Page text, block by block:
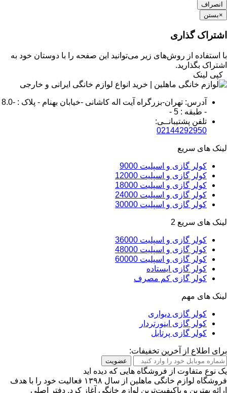
انصراف
×بستن
اشتراک گذاری
با استفاده از روش‌های زیر می‌توانید این صفحه را با دوستان خود به
اشتراک بگذارید.
کپی لینک
آدرس: تهران-بزرگراه آیت اله کاشانی -خیابان بهنام - پلاک : -8.0
- طبقه : 5 -
تلفن پشتیبانــی:
02144292950
لینک های سریع
کولر گازی و اسپلیت 9000
کولر گازی و اسپلیت 12000
کولر گازی و اسپلیت 18000
کولر گازی و اسپلیت 24000
کولر گازی و اسپلیت 30000
لینک های سریع 2
کولر گازی و اسپلیت 36000
کولر گازی و اسپلیت 48000
کولر گازی و اسپلیت 60000
کولر گازی ایستاده
کولر گازی کم مصرف
لینک های مهم
کولر گازی دیواری
کولر گازی اینورتردار
کولر گازی پرتابل
برای اطلاع از آخرین تخفیفات:
عضویت
یک نوع متفاوت از فروشگاه هایی که دیده اید
فروشگاه لوازم خانگی ماهلین از سال ۱۳۹۸ فعالیت خود را با هدف
ارائه بهترین و باکیفیت‌ترین لوازم خانگی آغاز کرد. دفتر اصلی